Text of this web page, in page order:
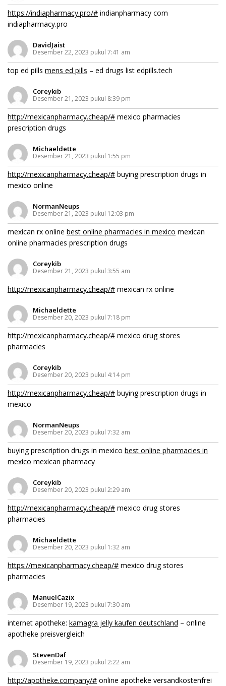
https://indiapharmacy.pro/# indianpharmacy com
indiapharmacy.pro
DavidJaist
Desember 22, 2023 pukul 7:41 am
top ed pills mens ed pills – ed drugs list edpills.tech
Coreykib
Desember 21, 2023 pukul 8:39 pm
http://mexicanpharmacy.cheap/# mexico pharmacies
prescription drugs
Michaeldette
Desember 21, 2023 pukul 1:55 pm
http://mexicanpharmacy.cheap/# buying prescription drugs in
mexico online
NormanNeups
Desember 21, 2023 pukul 12:03 pm
mexican rx online best online pharmacies in mexico mexican
online pharmacies prescription drugs
Coreykib
Desember 21, 2023 pukul 3:55 am
http://mexicanpharmacy.cheap/# mexican rx online
Michaeldette
Desember 20, 2023 pukul 7:18 pm
http://mexicanpharmacy.cheap/# mexico drug stores
pharmacies
Coreykib
Desember 20, 2023 pukul 4:14 pm
http://mexicanpharmacy.cheap/# buying prescription drugs in
mexico
NormanNeups
Desember 20, 2023 pukul 7:32 am
buying prescription drugs in mexico best online pharmacies in
mexico mexican pharmacy
Coreykib
Desember 20, 2023 pukul 2:29 am
http://mexicanpharmacy.cheap/# mexico drug stores
pharmacies
Michaeldette
Desember 20, 2023 pukul 1:32 am
https://mexicanpharmacy.cheap/# mexico drug stores
pharmacies
ManuelCazix
Desember 19, 2023 pukul 7:30 am
internet apotheke: kamagra jelly kaufen deutschland – online
apotheke preisvergleich
StevenDaf
Desember 19, 2023 pukul 2:22 am
http://apotheke.company/# online apotheke versandkostenfrei